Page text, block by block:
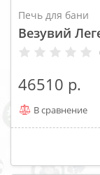
Печь для бани
Везувий
46510
В сравнение